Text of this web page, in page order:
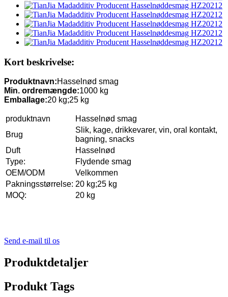
Kort beskrivelse:
Produktnavn:Hasselnød smag
Min. ordremængde:1000 kg
Emballage:20 kg;25 kg
produktnavn
Hasselnød smag
Brug
Slik, kage, drikkevarer, vin, oral kontakt,
bagning, snacks
Duft
Hasselnød
Type:
Flydende smag
OEM/ODM
Velkommen
Pakningsstørrelse: 20 kg;25 kg
MOQ:
20 kg
Send e-mail til os
Produktdetaljer
Produkt Tags